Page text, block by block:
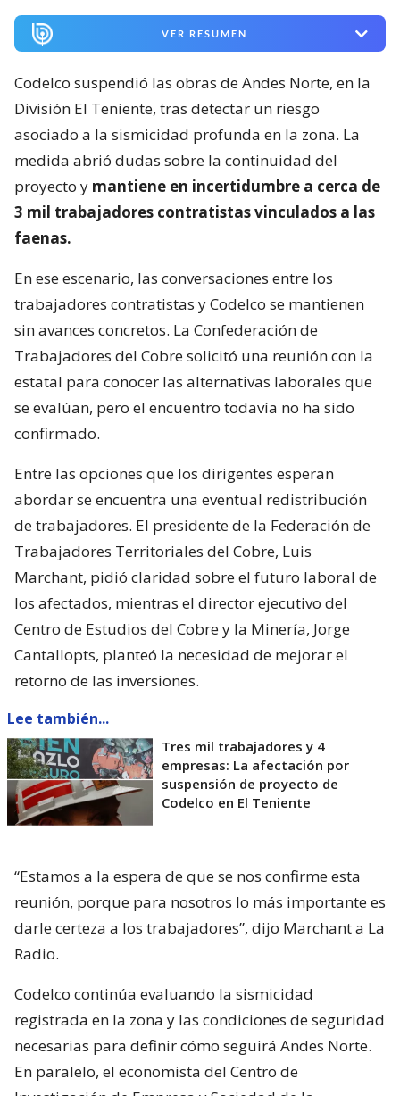
VER RESUMEN
Codelco suspendió las obras de Andes Norte, en la
División El Teniente, tras detectar un riesgo
asociado a la sismicidad profunda en la zona. La
medida abrió dudas sobre la continuidad del
proyecto y mantiene en incertidumbre a cerca de
3 mil trabajadores contratistas vinculados a las
faenas.
En ese escenario, las conversaciones entre los
trabajadores contratistas y Codelco se mantienen
sin avances concretos. La Confederación de
Trabajadores del Cobre solicitó una reunión con la
estatal para conocer las alternativas laborales que
se evalúan, pero el encuentro todavía no ha sido
confirmado.
Entre las opciones que los dirigentes esperan
abordar se encuentra una eventual redistribución
de trabajadores. El presidente de la Federación de
Trabajadores Territoriales del Cobre, Luis
Marchant, pidió claridad sobre el futuro laboral de
los afectados, mientras el director ejecutivo del
Centro de Estudios del Cobre y la Minería, Jorge
Cantallopts, planteó la necesidad de mejorar el
retorno de las inversiones.
Lee también...
Tres mil trabajadores y 4
empresas: La afectación por
suspensión de proyecto de
Codelco en El Teniente
“Estamos a la espera de que se nos confirme esta
reunión, porque para nosotros lo más importante es
darle certeza a los trabajadores”, dijo Marchant a La
Radio.
Codelco continúa evaluando la sismicidad
registrada en la zona y las condiciones de seguridad
necesarias para definir cómo seguirá Andes Norte.
En paralelo, el economista del Centro de